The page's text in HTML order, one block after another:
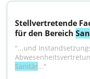
Stellvertretende
für den Bereich
"...und
Sanitär..."